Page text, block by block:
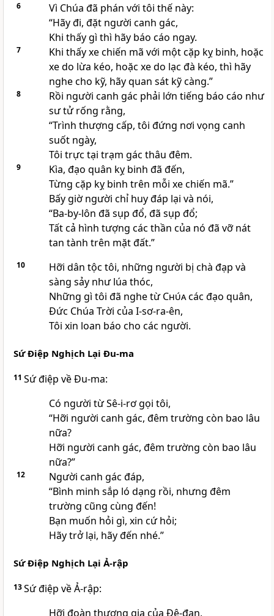
6
Vì Chúa đã phán với tôi thế này:
“Hãy đi, đặt người canh gác,
Khi thấy gì thì hãy báo cáo ngay.
7
Khi thấy xe chiến mã với một cặp kỵ binh, hoặc
xe do lừa kéo, hoặc xe do lạc đà kéo, thì hãy
nghe cho kỹ, hãy quan sát kỹ càng.”
8
Rồi người canh gác phải lớn tiếng báo cáo như
sư tử rống rằng,
“Trình thượng cấp, tôi đứng nơi vọng canh
suốt ngày,
Tôi trực tại trạm gác thâu đêm.
9
Kìa, đạo quân kỵ binh đã đến,
Từng cặp kỵ binh trên mỗi xe chiến mã.”
Bấy giờ người chỉ huy đáp lại và nói,
“Ba-by-lôn đã sụp đổ, đã sụp đổ;
Tất cả hình tượng các thần của nó đã vỡ nát
tan tành trên mặt đất.”
10
Hỡi dân tộc tôi, những người bị chà đạp và
sàng sảy như lúa thóc,
Những gì tôi đã nghe từChúacác đạo quân,
Ðức Chúa Trời của I-sơ-ra-ên,
Tôi xin loan báo cho các người.
Sứ Ðiệp Nghịch Lại Ðu-ma
11 Sứ điệp về Ðu-ma:
Có người từ Sê-i-rơ gọi tôi,
“Hỡi người canh gác, đêm trường còn bao lâu
nữa?
Hỡi người canh gác, đêm trường còn bao lâu
nữa?”
12
Người canh gác đáp,
“Bình minh sắp ló dạng rồi, nhưng đêm
trường cũng cùng đến!
Bạn muốn hỏi gì, xin cứ hỏi;
Hãy trở lại, hãy đến nhé.”
Sứ Ðiệp Nghịch Lại Ả-rập
13Sứ điệp về Ả-rập:
Hỡi đoàn thương gia của Ðê-đan,